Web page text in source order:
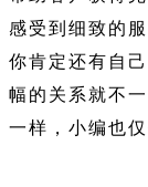
感受到细致的
你肯定还有自
幅的关系就不
一样，小编也